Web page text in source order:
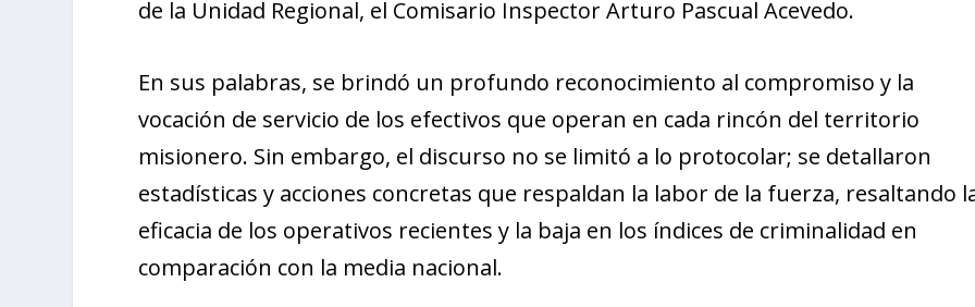
de la Unidad Regional, el Comisario Inspector Arturo Pascual Acevedo.
En sus palabras, se brindó un profundo reconocimiento al compromiso y la
vocación de servicio de los efectivos que operan en cada rincón del territorio
misionero. Sin embargo, el discurso no se limitó a lo protocolar; se detallaron
estadísticas y acciones concretas que respaldan la labor de la fuerza, resaltando
eficacia de los operativos recientes y la baja en los índices de criminalidad en
comparación con la media nacional.